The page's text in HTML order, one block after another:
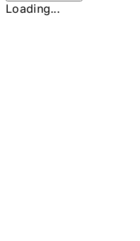
Loading...